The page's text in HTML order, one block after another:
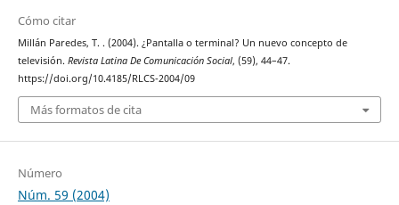
Cómo citar
Millán Paredes, T. . (2004). ¿Pantalla o terminal? Un nuevo concepto de
televisión. Revista Latina De Comunicación Social, (59), 44–47.
https://doi.org/10.4185/RLCS-2004/09
Más formatos de cita
Número
Núm. 59 (2004)